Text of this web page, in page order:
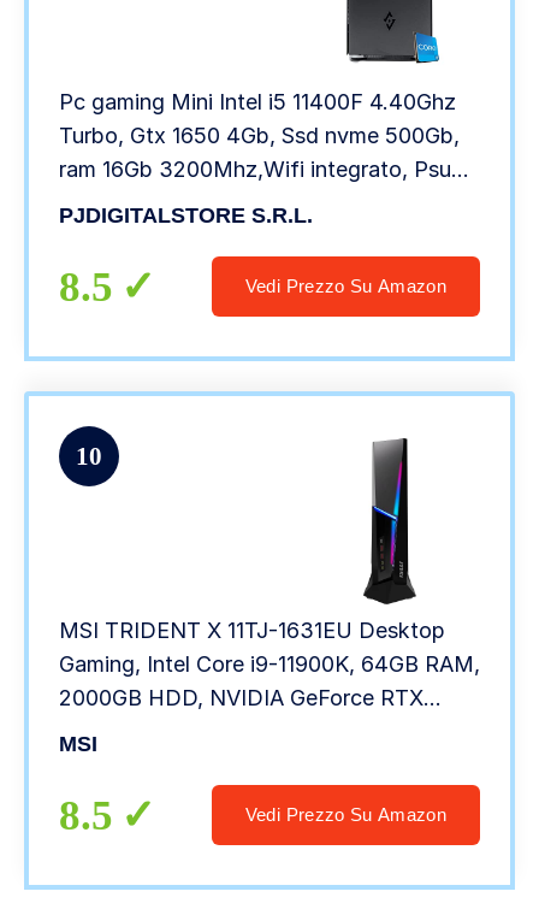
Pc gaming Mini Intel i5 11400F 4.40Ghz
Turbo, Gtx 1650 4Gb, Ssd nvme 500Gb,
ram 16Gb 3200Mhz,Wifi integrato, Psu
80Plus Bronzo,Pc completo assemblato
PJDIGITALSTORE S.r.l.
8.5 Vedi Prezzo Su Amazon
10
MSI TRIDENT X 11TJ-1631EU Desktop
Gaming, Intel Core i9-11900K, 64GB RAM,
2000GB HDD, NVIDIA GeForce RTX
3090 VENTUS 3X 24G OC, RGB Mystic
MSI
8.5 Vedi Prezzo Su Amazon